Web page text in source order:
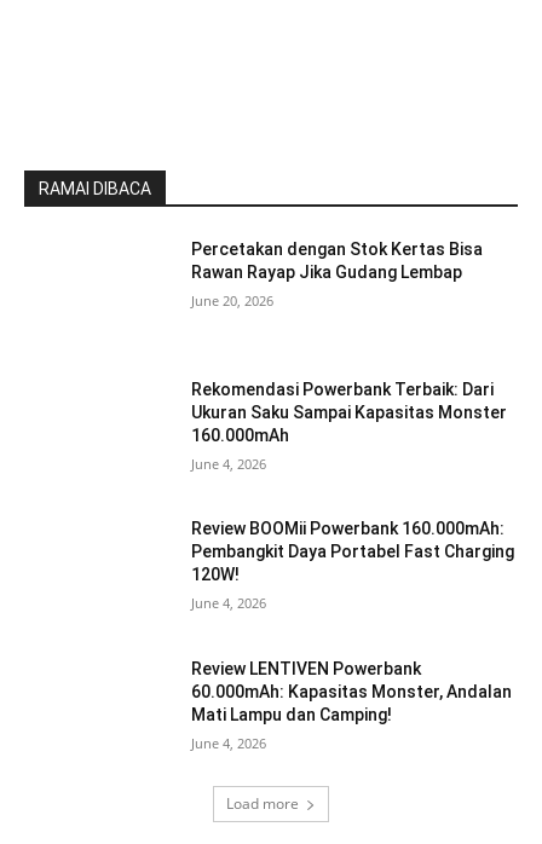
RAMAI DIBACA
Percetakan dengan Stok Kertas Bisa
Rawan Rayap Jika Gudang Lembap
June 20, 2026
Rekomendasi Powerbank Terbaik: Dari
Ukuran Saku Sampai Kapasitas Monster
160.000mAh
June 4, 2026
Review BOOMii Powerbank 160.000mAh:
Pembangkit Daya Portabel Fast Charging
120W!
June 4, 2026
Review LENTIVEN Powerbank
60.000mAh: Kapasitas Monster, Andalan
Mati Lampu dan Camping!
June 4, 2026
Load more